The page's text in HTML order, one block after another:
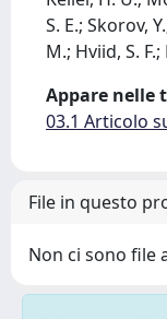
S. E.; Skorov,
M.; Hviid, S.
Appare nelle
03.1 Articolo
File in questo
Non ci sono file